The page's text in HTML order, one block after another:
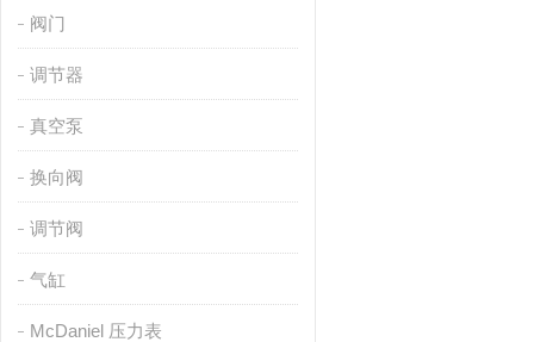
阀门
调节器
真空泵
换向阀
调节阀
气缸
McDaniel 压力表